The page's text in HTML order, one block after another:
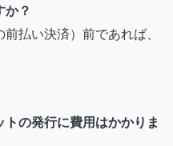
か？
払い決済）前であれば、
の発行に費用はかかりま